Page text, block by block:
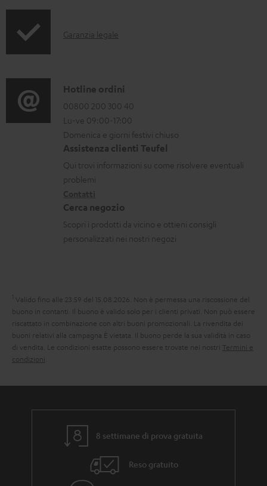
i
a
r
i
c
a
b
l
i
I
o
r
m
a
z
i
n
i
a
n
z
Garanzia legale
C
o
n
t
a
t
i
Hotline ordini
00800 200 300 40
Lu-ve 09:00-17:00
Domenica e giorni festivi chiuso
Assistenza clienti Teufel
Qui trovi informazioni su come risolvere eventuali
problemi
Cerca negozio
Scopri i prodotti da vicino e ottieni consigli
personalizzati nei nostri negozi
1 Valido fino alle 23:59 del 15.08.2026. Non è permessa una riscossione del
buono in contanti. Il buono è valido solo per i clienti privati. Non può essere
riscattato in combinazione con altri buoni promozionali. La rivendita dei
buoni relativi alla campagna È vietata. Il buono perde la sua validità in caso
di vendita. Le condizioni esatte possono essere trovate nei nostri Termini e
condizioni
8 settimane di prova gratuita
Reso gratuito